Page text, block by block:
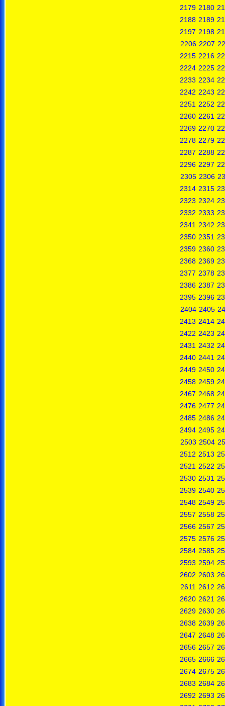
2179 2180
2188 2189
2197 2198
2206 2207
2215 2216
2224 2225
2233 2234
2242 2243
2251 2252
2260 2261
2269 2270
2278 2279
2287 2288
2296 2297
2305 2306
2314 2315
2323 2324
2332 2333
2341 2342
2350 2351
2359 2360
2368 2369
2377 2378
2386 2387
2395 2396
2404 2405
2413 2414
2422 2423
2431 2432
2440 2441
2449 2450
2458 2459
2467 2468
2476 2477
2485 2486
2494 2495
2503 2504
2512 2513
2521 2522
2530 2531
2539 2540
2548 2549
2557 2558
2566 2567
2575 2576
2584 2585
2593 2594
2602 2603
2611 2612
2620 2621
2629 2630
2638 2639
2647 2648
2656 2657
2665 2666
2674 2675
2683 2684
2692 2693